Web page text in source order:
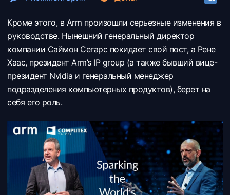
Кроме этого, в Arm произошли серьезные изменения в
руководстве. Нынешний генеральный директор
компании Саймон Сегарс покидает свой пост, а Рене
Хаас, президент Arm’s IP group (а также бывший вице-
президент Nvidia и генеральный менеджер
подразделения компьютерных продуктов), берет на
себя его роль.